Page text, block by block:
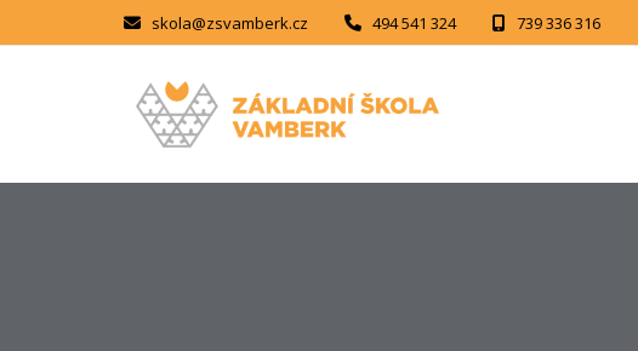
skola@zsvamberk.cz 494 541 324 739 336 316